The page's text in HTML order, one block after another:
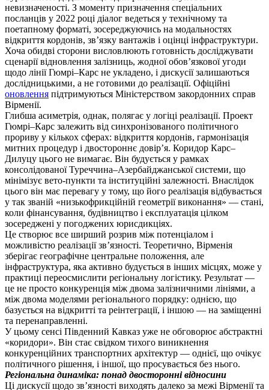
невизначеності. З моменту призначення спеціальних
посланців у 2022 році діалог ведеться у технічному та
поетапному форматі, зосереджуючись на модальностях
відкриття кордонів, зв’язку вантажів і оцінці інфраструктури.
Хоча обидві сторони висловлюють готовність досліджувати
сценарії відновлення залізниць, жодної обов’язкової угоди
щодо лінії Гюмрі–Карс не укладено, і дискусії залишаються
дослідницькими, а не готовими до реалізації. Офіційні
оновлення підтримуються Міністерством закордонних справ
Вірменії.
Глибша асиметрія, однак, полягає у логіці реалізації. Проект
Гюмрі–Карс залежить від синхронізованого політичного
прориву у кількох сферах: відкриття кордонів, гармонізація
митних процедур і двостороннє довір’я. Коридор Карс–
Дилуцу цього не вимагає. Він будується у рамках
консолідованої Туреччина–Азербайджанської системи, що
мінімізує вето-пункти та інституційні залежності. Внаслідок
цього він має перевагу у тому, що його реалізація відбувається
у так званій «низькофрикційній геометрії виконання» — стані,
коли фінансування, будівництво і експлуатація цілком
зосереджені у погоджених юрисдикціях.
Це створює все ширший розрив між потенціалом і
можливістю реалізації зв’язності. Теоретично, Вірменія
зберігає географічне центральне положення, але
інфраструктура, яка активно будується в інших місцях, може у
практиці переосмислити регіональну логістику. Результат —
це не просто конкуренція між двома залізничними лініями, а
між двома моделями регіонального порядку: однією, що
базується на відкритті та реінтеграції, і іншою — на заміщенні
та перенаправленні.
У цьому сенсі Південний Кавказ уже не обговорює абстрактні
«коридори». Він стає свідком тихого виникнення
конкуренційних транспортних архітектур — однієї, що очікує
політичного рішення, і іншої, що просувається без нього.
Регіональна динаміка: понад двосторонні відносини
Ці дискусії щодо зв’язності виходять далеко за межі Вірменії та